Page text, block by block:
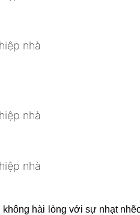
hài lòng với sự nhạt